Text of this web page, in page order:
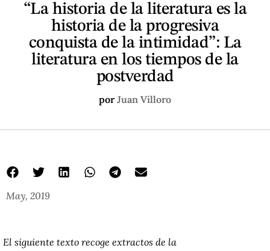
“La historia de la literatura es la
historia de la progresiva
conquista de la intimidad”: La
literatura en los tiempos de la
postverdad
porJuan Villoro
May, 2019
El siguiente texto recoge extractos de la